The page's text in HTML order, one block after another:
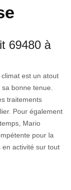
69480 à
est un atout
bonne tenue.
traitements
Pour également
Mario
pour la
en activité sur tout